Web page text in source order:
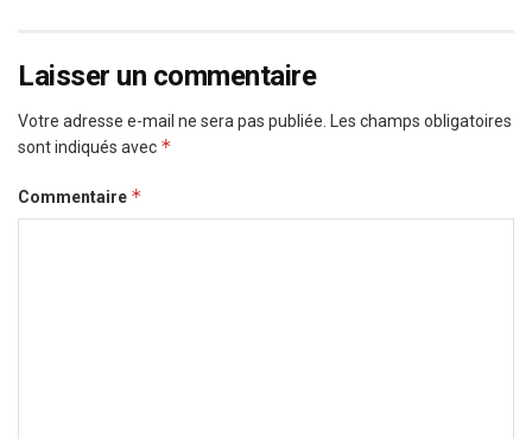
Laisser un commentaire
Votre adresse e-mail ne sera pas publiée.
Les champs obligatoires
sont indiqués avec *
Commentaire *